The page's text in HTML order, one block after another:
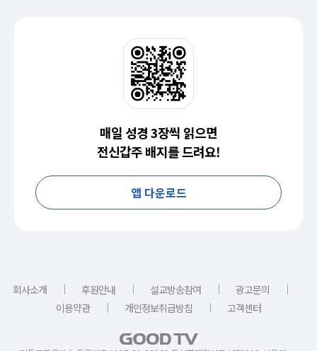
매일 성경 3장씩 읽으면
전신갑주 배지를 드려요!
앱 다운로드
회사소개 ｜ 후원안내 ｜ 설교방송참여 ｜ 광고문의
｜
이용약관
｜ 개인정보취급방침 ｜ 고객센터